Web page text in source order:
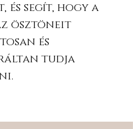
és segít, hogy a
ösztöneit
és
tudja